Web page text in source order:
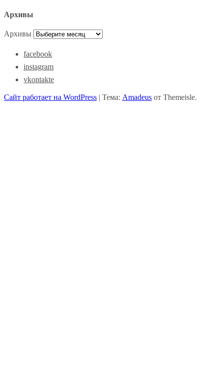
Архивы
Архивы
facebook
instagram
vkontakte
Сайт работает на WordPress | Тема: Amadeus от Themeisle.